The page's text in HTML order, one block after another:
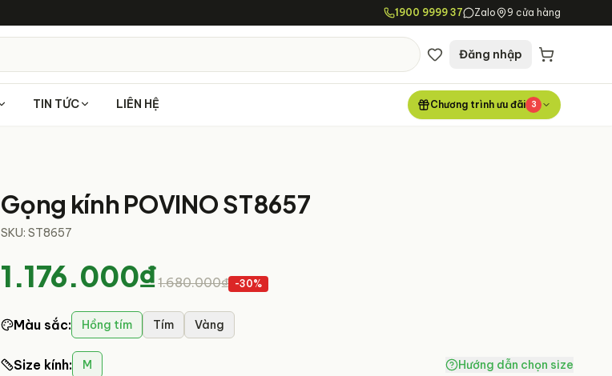
1900 9999 37 Zalo 9 cửa hàng
Đăng nhập
TIN TỨC LIÊN HỆ Chương trình ưu đãi 3
Gọng kính POVINO ST8657
SKU:ST8657
1.176.000₫1.680.000₫ -30%
Màu sắc: Hồng tím Tím Vàng
Size kính: M Hướng dẫn chọn size